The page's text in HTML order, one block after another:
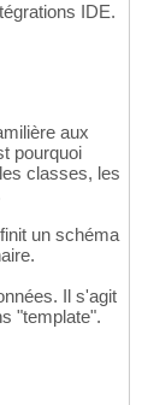
IDE.
aux
pourquoi
classes, les
un schéma
Il s'agit
"template".